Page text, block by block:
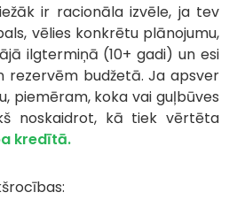
ir racionāla izvēle, ja tev
vēlies konkrētu plānojumu,
ilgtermiņā (10+ gadi) un esi
rezervēm budžetā. Ja apsver
piemēram, koka vai guļbūves
noskaidrot, kā tiek vērtēta
kredītā.